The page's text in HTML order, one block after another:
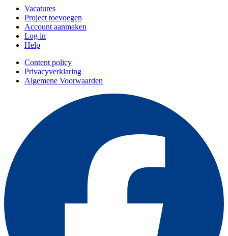
Vacatures
Project toevoegen
Account aanmaken
Log in
Help
Content policy
Privacyverklaring
Algemene Voorwaarden